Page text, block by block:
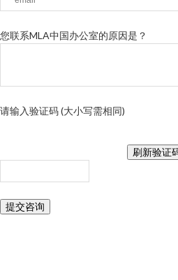
您联系MLA中国办公室的原因是？
请输入验证码 (大小写需相同)
刷新验证
提交咨询